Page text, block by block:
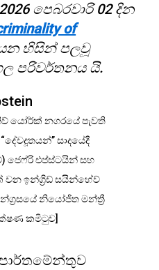
පෙබරවාරි 02 දින
of
හිසින් පලවූ
පරිවර්තනය යි.
යෝර්ක් නගරයේ පැවති
සාදයේදී
ජෙෆ්රි එප්ස්ටයින් සහ
ඉන්ග්‍රිඩ් සයින්හේව්
නියෝජිත මන්ත්‍රී
කමිටුව]